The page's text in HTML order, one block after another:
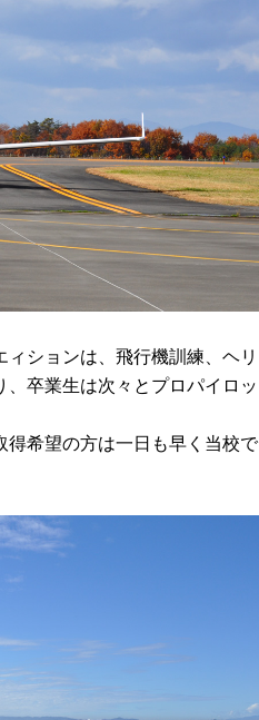
ションは、飛行機訓練、ヘリ
卒業生は次々とプロパイロッ
得希望の方は一日も早く当校で